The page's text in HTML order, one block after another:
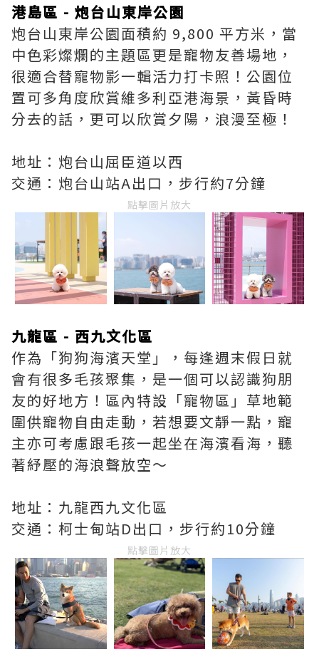
港島區 - 炮台山東岸公園
炮台山東岸公園面積約 9,800 平方米，當
中色彩燦爛的主題區更是寵物友善場地，
很適合替寵物影一輯活力打卡照！公園位
置可多角度欣賞維多利亞港海景，黃昏時
分去的話，更可以欣賞夕陽，浪漫至極！
地址：炮台山屈臣道以西
交通：炮台山站A出口，步行約7分鐘
點擊圖片放大
九龍區 - 西九文化區
作為「狗狗海濱天堂」，每逢週末假日就
會有很多毛孩聚集，是一個可以認識狗朋
友的好地方！區內特設「寵物區」草地範
圍供寵物自由走動，若想要文靜一點，寵
主亦可考慮跟毛孩一起坐在海濱看海，聽
著紓壓的海浪聲放空～
地址：九龍西九文化區
交通：柯士甸站D出口，步行約10分鐘
點擊圖片放大